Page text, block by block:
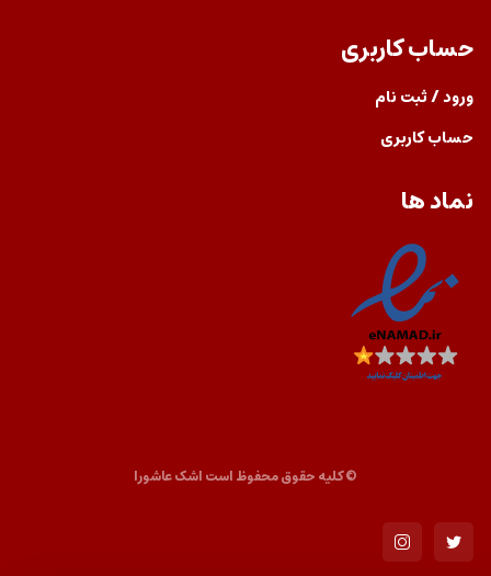
حساب کاربری
ورود / ثبت نام
حساب کاربری
نماد ها
© کلیه حقوق محفوظ استاشک عاشورا